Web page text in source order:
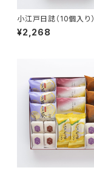
小江戸日誌（10個入り）
¥2,268